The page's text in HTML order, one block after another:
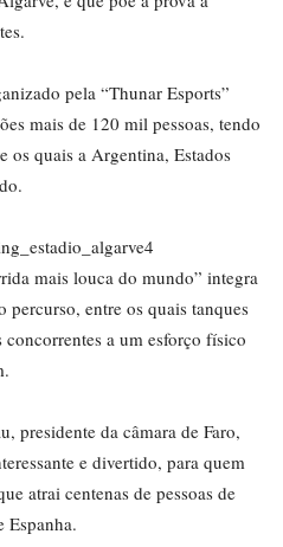
pela “Thunar Esports”
mais de 120 mil pessoas, tendo
os quais a Argentina, Estados
mais louca do mundo” integra
entre os quais tanques
a um esforço físico
presidente da câmara de Faro,
e divertido, para quem
atrai centenas de pessoas de
Espanha.